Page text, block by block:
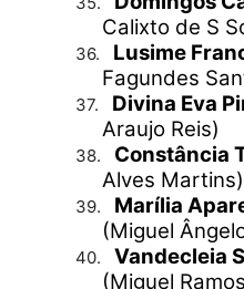
Calixto de S
36. Lusime
Fagundes
37. Divina Eva
Araujo Reis)
38. Constância
Alves Martins)
39.
Marília
(Miguel
40.
Vandecleia
(Miguel